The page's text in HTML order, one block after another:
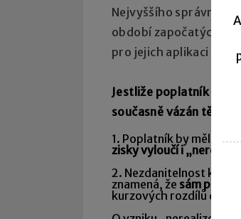
Nejvyššího správního
období započatých v
pro jejich aplikaci v
Jestliže poplatník
současně vázán těmito
1. Poplatník by měl
zisky vyloučí i
2. Nezdanitelnost
znamená, že sám
kurzových rozdílů do